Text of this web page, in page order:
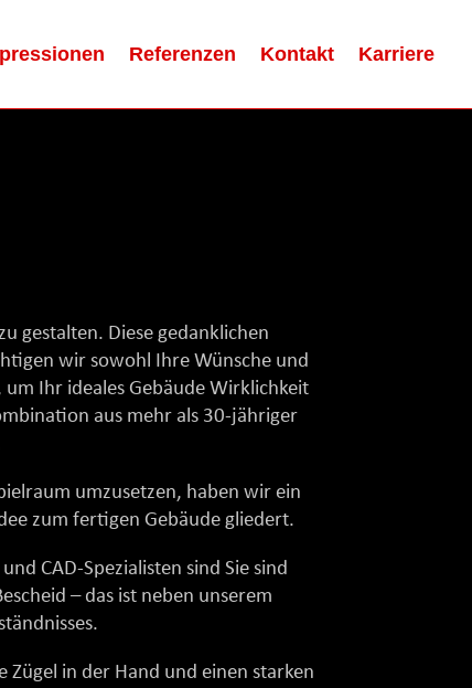
Referenzen Kontakt Karriere
gestalten. Diese gedanklichen
wir sowohl Ihre Wünsche und
Ihr ideales Gebäude Wirklichkeit
aus mehr als 30-jähriger
umzusetzen, haben wir ein
zum fertigen Gebäude gliedert.
CAD-Spezialisten sind Sie sind
– das ist neben unserem
in der Hand und einen starken